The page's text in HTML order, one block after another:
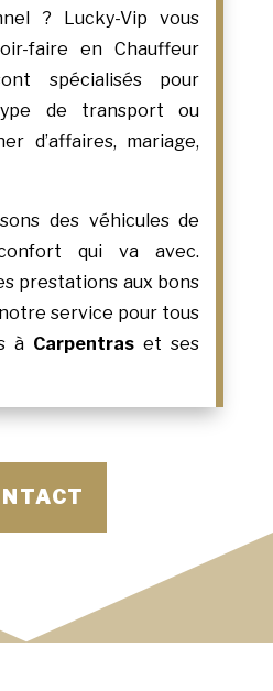
? Lucky-Vip vous
faire en Chauffeur
spécialisés pour
de transport ou
d’affaires, mariage,
des véhicules de
qui va avec.
prestations aux bons
service pour tous
à Carpentras et ses